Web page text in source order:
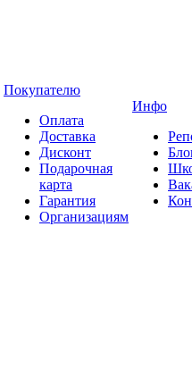
Покупателю
Оплата
Доставка
Дисконт
Подарочная
карта
Гарантия
Организациям
Инфо